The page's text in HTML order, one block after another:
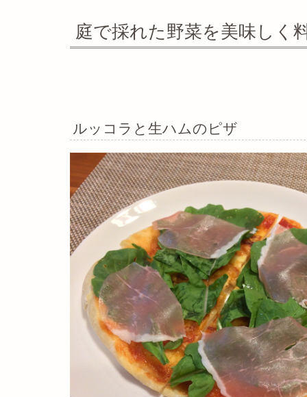
庭で採れた野菜を美味しく
ルッコラと生ハムのピザ